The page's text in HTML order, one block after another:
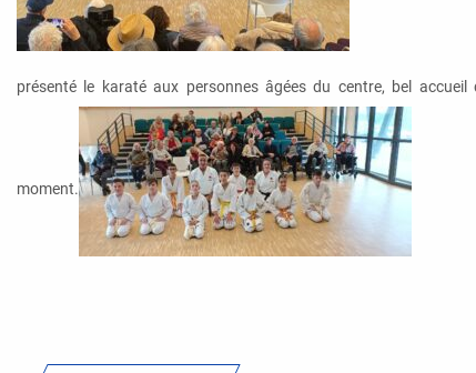
présenté le karaté aux personnes âgées du centre, bel
moment.